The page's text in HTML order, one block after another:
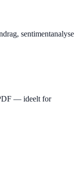
sentimentanalyse
— ideelt for